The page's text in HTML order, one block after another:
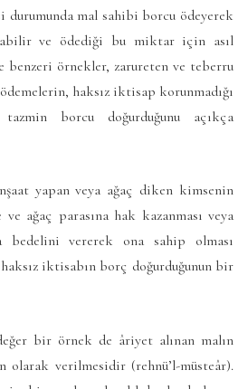
durumunda mal sahibi borcu ödeyerek
ve ödediği bu miktar için asıl
benzeri örnekler, zarureten ve teberru
haksız iktisap korunmadığı
borcu doğurduğunu açıkça
yapan veya ağaç diken kimsenin
ağaç parasına hak kazanması veya
bedelini vererek ona sahip olması
iktisabın borç doğurduğunun bir
bir örnek de âriyet alınan malın
olarak verilmesidir (rehnü’l-müsteâr).